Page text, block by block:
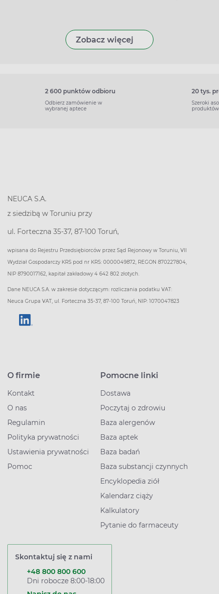
Zobacz więcej
2 600 punktów odbioru
Odbierz zamówienie w
wybranej aptece
20 tys.
Szeroki
produktów
NEUCA S.A.
z siedzibą w Toruniu przy
ul. Forteczna 35-37, 87-100 Toruń,
wpisana do Rejestru Przedsiębiorców przez Sąd Rejonowy w Toruniu, VII
Wydział Gospodarczy KRS pod nr KRS: 0000049872, REGON 870227804,
NIP 8790017162, kapitał zakładowy 4 642 802 złotych.
Dane NEUCA S.A. w zakresie dotyczącym: rozliczania podatku VAT:
Neuca Grupa VAT, ul. Forteczna 35-37, 87-100 Toruń, NIP: 1070047823
O firmie
Kontakt
O nas
Regulamin
Polityka prywatności
Ustawienia prywatności
Pomoc
Pomocne linki
Dostawa
Poczytaj o zdrowiu
Baza alergenów
Baza aptek
Baza badań
Baza substancji czynnych
Encyklopedia ziół
Kalendarz ciąży
Kalkulatory
Pytanie do farmaceuty
Skontaktuj się z nami
+48 800 800 600
Dni robocze 8:00-18:00